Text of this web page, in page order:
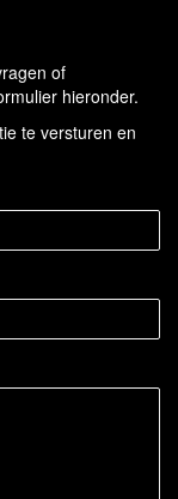
of
hieronder.
te versturen en